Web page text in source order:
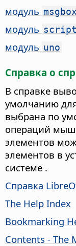
модуль msgbox
модуль
модуль uno
Справка о
В справке
умолчанию
выбрана по
операций
элементов
элементов в
системе .
Справка
The Help Index
Bookmarking
Contents - The